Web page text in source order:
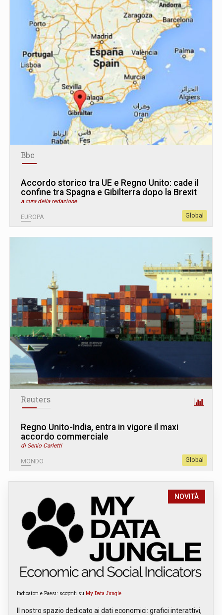
Bbc
Accordo storico tra UE e Regno Unito: cade il
confine tra Spagna e Gibilterra dopo la Brexit
a cura della redazione
EUROPA Global
Reuters
Regno Unito-India, entra in vigore il maxi
accordo commerciale
di Senio Carletti
MONDO Global
NOVITÀ
Indicatori e Paesi: scoprili su My Data Jungle
Il nostro spazio dedicato ai dati economici: grafici interattivi,